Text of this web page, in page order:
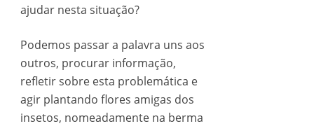
ajudar nesta situação?
Podemos passar a palavra uns aos
outros, procurar informação,
refletir sobre esta problemática e
agir plantando flores amigas dos
insetos, nomeadamente na berma